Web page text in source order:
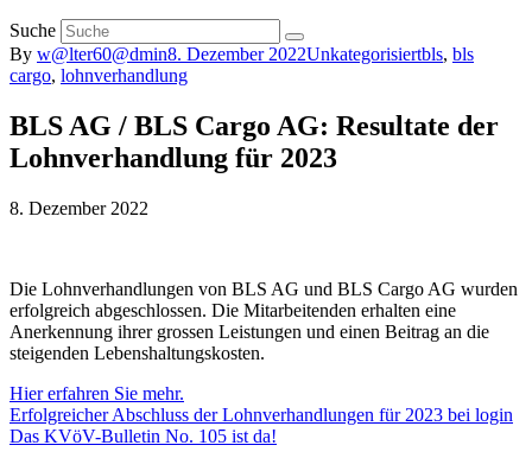
Suche
By w@lter60@dmin8. Dezember 2022Unkategorisiertbls, bls
cargo, lohnverhandlung
BLS AG / BLS Cargo AG: Resultate der
Lohnverhandlung für 2023
8. Dezember 2022
Die Lohnverhandlungen von BLS AG und BLS Cargo AG wurden
erfolgreich abgeschlossen. Die Mitarbeitenden erhalten eine
Anerkennung ihrer grossen Leistungen und einen Beitrag an die
steigenden Lebenshaltungskosten.
Hier erfahren Sie mehr.
Erfolgreicher Abschluss der Lohnverhandlungen für 2023 bei login
Das KVöV-Bulletin No. 105 ist da!